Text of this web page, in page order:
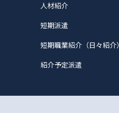
人材紹介
短期派遣
短期職業紹介（日々紹介）
紹介予定派遣